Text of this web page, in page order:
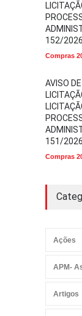
152/2026
Compras
AVISO
151/2026
Compras
Ações
APM-
Artigos